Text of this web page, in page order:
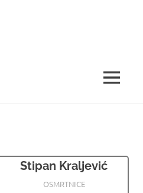
MENU
Stipan Kraljević
01.07.2026
OSMRTNICE LJUBUSKI
OSMRTNICE